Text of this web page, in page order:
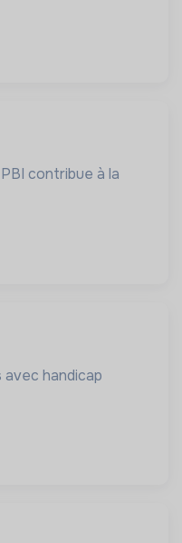
handicap